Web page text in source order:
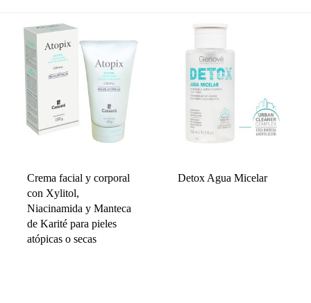
Crema facial y corporal
con Xylitol,
Niacinamida y Manteca
de Karité para pieles
atópicas o secas
Detox Agua Micelar